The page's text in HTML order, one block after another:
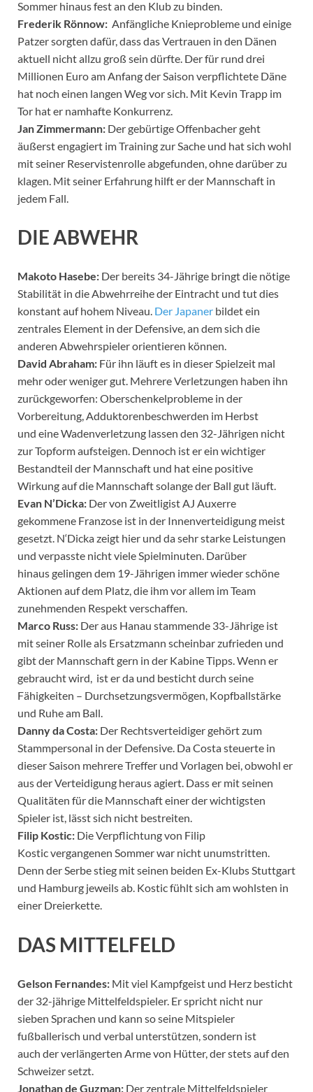
Sommer hinaus fest an den Klub zu binden.
Frederik Rönnow: Anfängliche Knieprobleme und einige
Patzer sorgten dafür, dass das Vertrauen in den Dänen
aktuell nicht allzu groß sein dürfte. Der für rund drei
Millionen Euro am Anfang der Saison verpflichtete Däne
hat noch einen langen Weg vor sich. Mit Kevin Trapp im
Tor hat er namhafte Konkurrenz.
Jan Zimmermann: Der gebürtige Offenbacher geht
äußerst engagiert im Training zur Sache und hat sich wohl
mit seiner Reservistenrolle abgefunden, ohne darüber zu
klagen. Mit seiner Erfahrung hilft er der Mannschaft in
jedem Fall.
DIE ABWEHR
Makoto Hasebe: Der bereits 34-Jährige bringt die nötige
Stabilität in die Abwehrreihe der Eintracht und tut dies
konstant auf hohem Niveau. Der Japaner bildet ein
zentrales Element in der Defensive, an dem sich die
anderen Abwehrspieler orientieren können.
David Abraham: Für ihn läuft es in dieser Spielzeit mal
mehr oder weniger gut. Mehrere Verletzungen haben ihn
zurückgeworfen: Oberschenkelprobleme in der
Vorbereitung, Adduktorenbeschwerden im Herbst
und eine Wadenverletzung lassen den 32-Jährigen nicht
zur Topform aufsteigen. Dennoch ist er ein wichtiger
Bestandteil der Mannschaft und hat eine positive
Wirkung auf die Mannschaft solange der Ball gut läuft.
Evan N’Dicka: Der von Zweitligist AJ Auxerre
gekommene Franzose ist in der Innenverteidigung meist
gesetzt. N‘Dicka zeigt hier und da sehr starke Leistungen
und verpasste nicht viele Spielminuten. Darüber
hinaus gelingen dem 19-Jährigen immer wieder schöne
Aktionen auf dem Platz, die ihm vor allem im Team
zunehmenden Respekt verschaffen.
Marco Russ: Der aus Hanau stammende 33-Jährige ist
mit seiner Rolle als Ersatzmann scheinbar zufrieden und
gibt der Mannschaft gern in der Kabine Tipps. Wenn er
gebraucht wird, ist er da und besticht durch seine
Fähigkeiten – Durchsetzungsvermögen, Kopfballstärke
und Ruhe am Ball.
Danny da Costa: Der Rechtsverteidiger gehört zum
Stammpersonal in der Defensive. Da Costa steuerte in
dieser Saison mehrere Treffer und Vorlagen bei, obwohl er
aus der Verteidigung heraus agiert. Dass er mit seinen
Qualitäten für die Mannschaft einer der wichtigsten
Spieler ist, lässt sich nicht bestreiten.
Filip Kostic: Die Verpflichtung von Filip
Kostic vergangenen Sommer war nicht unumstritten.
Denn der Serbe stieg mit seinen beiden Ex-Klubs Stuttgart
und Hamburg jeweils ab. Kostic fühlt sich am wohlsten in
einer Dreierkette.
DAS MITTELFELD
Gelson Fernandes: Mit viel Kampfgeist und Herz besticht
der 32-jährige Mittelfeldspieler. Er spricht nicht nur
sieben Sprachen und kann so seine Mitspieler
fußballerisch und verbal unterstützen, sondern ist
auch der verlängerten Arme von Hütter, der stets auf den
Schweizer setzt.
Jonathan de Guzman: Der zentrale Mittelfeldspieler